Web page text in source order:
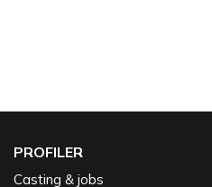
PROFILER
Casting & jobs